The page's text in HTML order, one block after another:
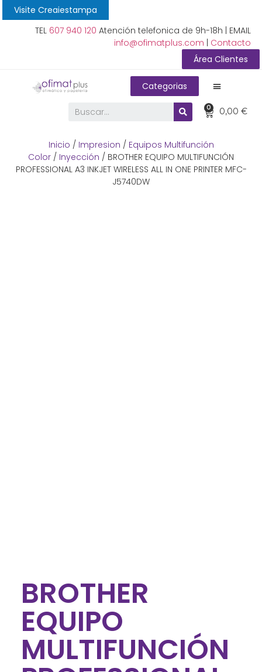
Visite Creaiestampa
TEL 607 940 120 Atención telefonica de 9h-18h | EMAIL
info@ofimatplus.com
Contacto
Área Clientes
Categorias
0,00€
0
Inicio / Impresion / Equipos Multifunción
Color / Inyección / BROTHER EQUIPO MULTIFUNCIÓN
PROFESSIONAL A3 INKJET WIRELESS ALL IN ONE PRINTER MFC-
J5740DW
BROTHER
EQUIPO
MULTIFUNCIÓN